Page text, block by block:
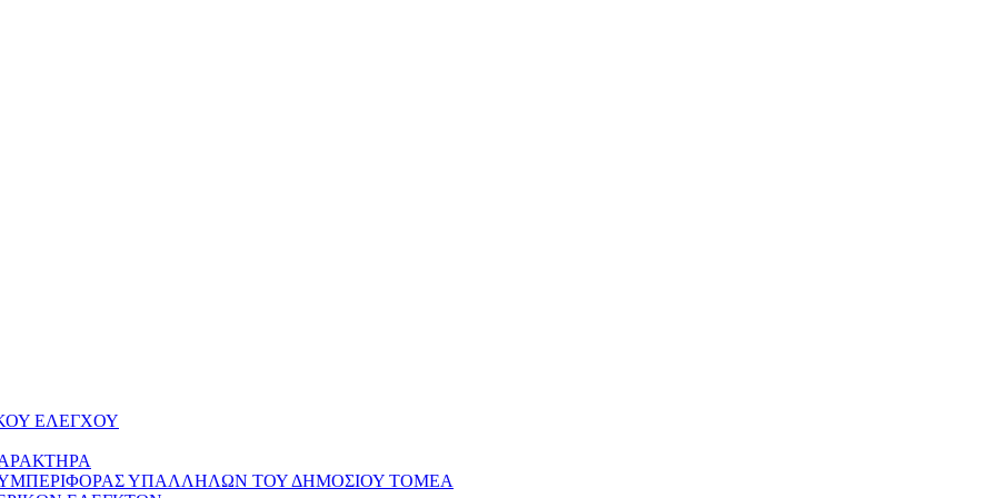
ΕΛΕΓΧΟΥ
ΥΠΑΛΛΗΛΩΝ ΤΟΥ ΔΗΜΟΣΙΟΥ ΤΟΜΕΑ